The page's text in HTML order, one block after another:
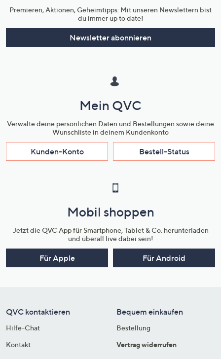
Premieren, Aktionen, Geheimtipps: Mit unseren Newslettern bist
du immer up to date!
Newsletter abonnieren
Mein QVC
Verwalte deine persönlichen Daten und Bestellungen sowie deine
Wunschliste in deinem Kundenkonto
Kunden-Konto Bestell-Status
Mobil shoppen
Jetzt die QVC App für Smartphone, Tablet & Co. herunterladen
und überall live dabei sein!
Für Apple Für Android
QVC kontaktieren
Hilfe-Chat
Kontakt
Bequem einkaufen
Bestellung
Vertrag widerrufen